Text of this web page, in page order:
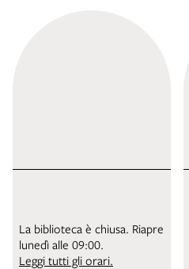
La biblioteca è chiusa. Riapre
lunedì alle 09:00.
Leggi tutti gli orari.